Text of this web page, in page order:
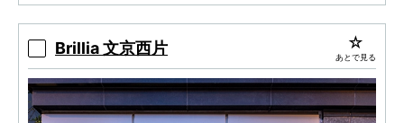
Brillia 文京西片 あとで見る